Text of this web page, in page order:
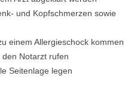
und Kopfschmerzen sowie
einem Allergieschock kommen
Notarzt rufen
Seitenlage legen